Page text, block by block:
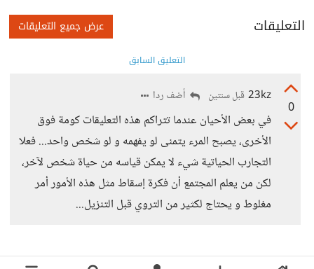
التعليقات عرض جميع التعليقات
التعليق السابق
0
23kz قبل سنتين أضف ردا
في بعض الأحيان عندما تتراكم هذه التعليقات كومة فوق
الأخرى، يصبح المرء يتمنى لو يفهمه و لو شخص واحد... فعلا
التجارب الحياتية شيء لا يمكن قياسه من حياة شخص لآخر،
لكن من يعلم المجتمع أن فكرة إسقاط مثل هذه الأمور أمر
مغلوط و يحتاج لكثير من التروي قبل التنزيل...